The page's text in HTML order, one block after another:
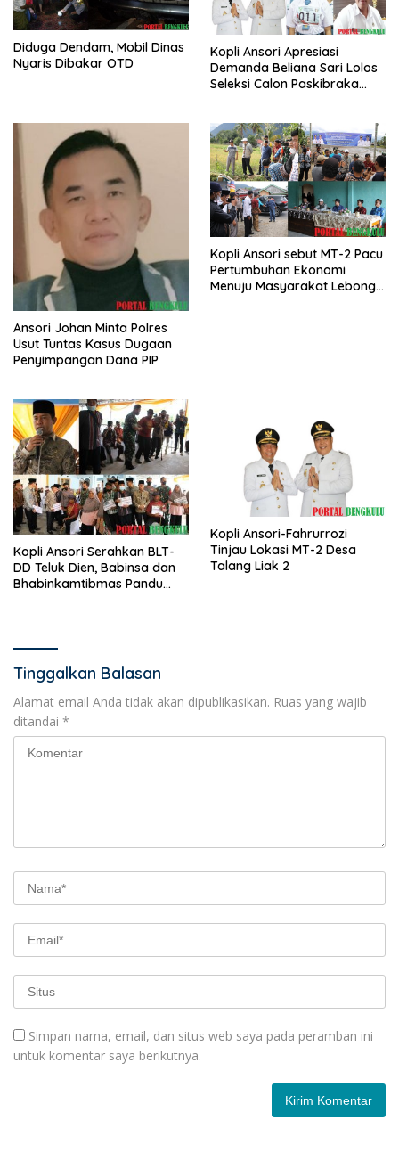
Diduga Dendam, Mobil Dinas
Nyaris Dibakar OTD
Kopli Ansori Apresiasi
Demanda Beliana Sari Lolos
Seleksi Calon Paskibraka
Ansori Johan Minta Polres
Usut Tuntas Kasus Dugaan
Penyimpangan Dana PIP
Kopli Ansori sebut MT-2 Pacu
Pertumbuhan Ekonomi
Menuju Masyarakat Lebong
Kopli Ansori Serahkan BLT-
DD Teluk Dien, Babinsa dan
Bhabinkamtibmas Pandu
Kopli Ansori-Fahrurrozi
Tinjau Lokasi MT-2 Desa
Talang Liak 2
Tinggalkan Balasan
Alamat email Anda tidak akan dipublikasikan. Ruas yang wajib
ditandai *
Simpan nama, email, dan situs web saya pada peramban ini
untuk komentar saya berikutnya.